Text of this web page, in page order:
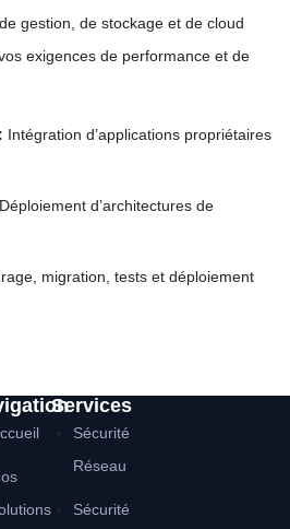
gestion, de stockage et de cloud
exigences de performance et de
Intégration d’applications propriétaires
Déploiement d’architectures de
migration, tests et déploiement
Services
Sécurité
Réseau
Sécurité